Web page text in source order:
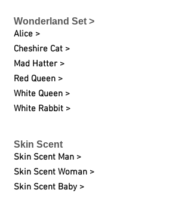
Wonderland Set >
Alice >
Cheshire Cat >
Mad Hatter >
Red Queen >
White Queen >
White Rabbit >
Skin Scent
Skin Scent Man >
Skin Scent Woman >
Skin Scent Baby >